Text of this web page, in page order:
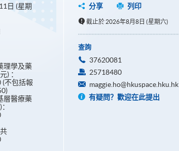
日 (星期
理學及藥
) ：
(不包括報
層醫療藥
分享
列印
截止於 2026年8月8日 (星期六)
查詢
37620081
25718480
maggie.ho@hkuspace.hku.hk
有疑問？歡迎在此提出